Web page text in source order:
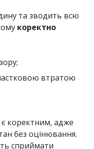
та зводить всю
коректно
втратою
коректним, адже
без оцінювання.
сприймати